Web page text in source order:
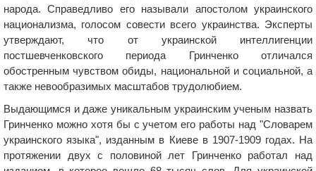
народа. Справедливо его называли апостолом украинского
национализма, голосом совести всего украинства. Эксперты
утверждают, что от украинской интеллигенции
постшевченковского периода Гринченко отличался
обостренным чувством обиды, национальной и социальной, а
также невообразимых масштабов трудолюбием.
Выдающимся и даже уникальным украинским ученым назвать
Гринченко можно хотя бы с учетом его работы над "Словарем
украинского языка", изданным в Киеве в 1907-1909 годах. На
протяжении двух с половиной лет Гринченко работал над